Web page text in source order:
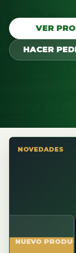
VER
HACER
NOVEDADES
PRODUCTO